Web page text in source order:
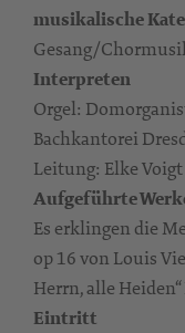
musikalische
Gesang/
Interpreten
Orgel:
Bachkantorei
Leitung: Elke Voigt
Aufgeführte
Es erklingen die
op 16 von Louis
Herrn, alle Heiden“
Eintritt